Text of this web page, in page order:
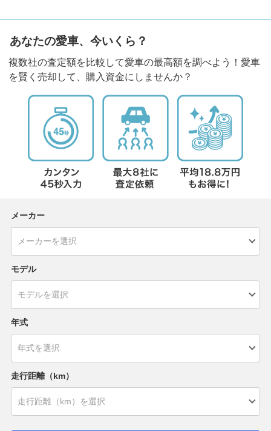
あなたの愛車、今いくら？
複数社の査定額を比較して愛車の最高額を調べよう！愛車
を賢く売却して、購入資金にしませんか？
メーカー
モデル
年式
走行距離（km）